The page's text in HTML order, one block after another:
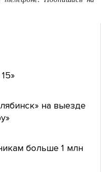
на выезде
больше 1 млн